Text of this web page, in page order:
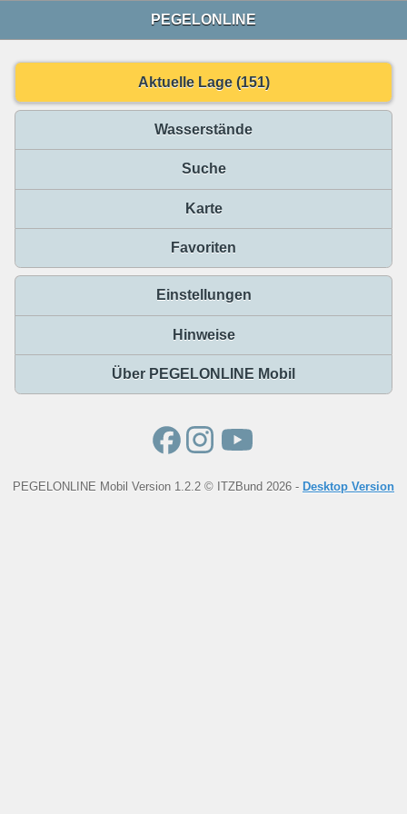
PEGELONLINE
Aktuelle Lage (151)
Wasserstände
Suche
Karte
Favoriten
Einstellungen
Hinweise
Über PEGELONLINE Mobil
PEGELONLINE Mobil Version 1.2.2 © ITZBund 2026 - Desktop Version